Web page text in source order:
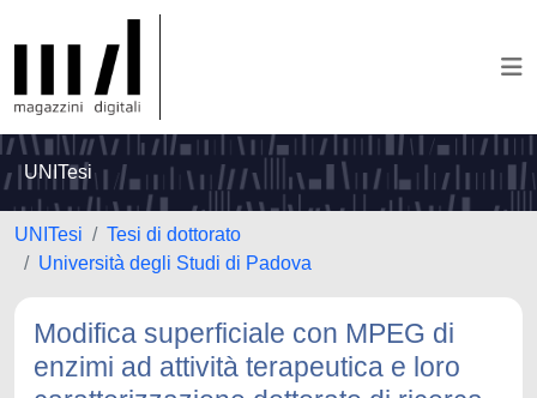
UNITesi
UNITesi
Tesi di dottorato
Università degli Studi di Padova
Modifica superficiale con MPEG di
enzimi ad attività terapeutica e loro